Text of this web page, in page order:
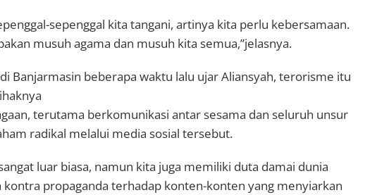
sepenggal kita tangani, artinya kita perlu kebersamaan.
musuh agama dan musuh kita semua,”jelasnya.
Banjarmasin beberapa waktu lalu ujar Aliansyah, terorisme itu
terutama berkomunikasi antar sesama dan seluruh unsur
radikal melalui media sosial tersebut.
luar biasa, namun kita juga memiliki duta damai dunia
kontra propaganda terhadap konten-konten yang menyiarkan